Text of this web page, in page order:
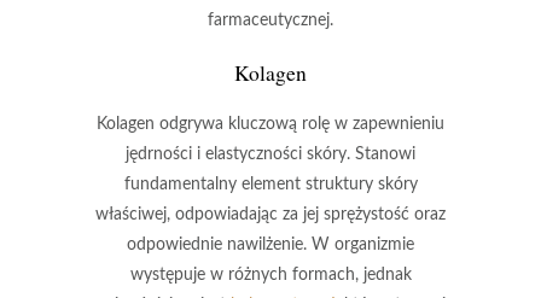
farmaceutycznej.
Kolagen
Kolagen odgrywa kluczową rolę w zapewnieniu
jędrności i elastyczności skóry. Stanowi
fundamentalny element struktury skóry
właściwej, odpowiadając za jej sprężystość oraz
odpowiednie nawilżenie. W organizmie
występuje w różnych formach, jednak